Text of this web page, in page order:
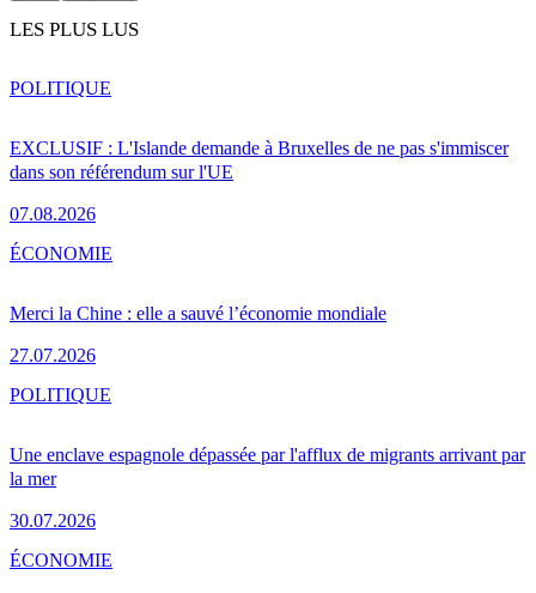
LES PLUS LUS
EXCLUSIF : L'Islande demande à Bruxelles de ne pas s'immiscer
dans son référendum sur l'UE
07.08.2026
POLITIQUE
Merci la Chine : elle a sauvé l’économie mondiale
27.07.2026
ÉCONOMIE
Une enclave espagnole dépassée par l'afflux de migrants arrivant par
la mer
30.07.2026
POLITIQUE
ÉCONOMIE